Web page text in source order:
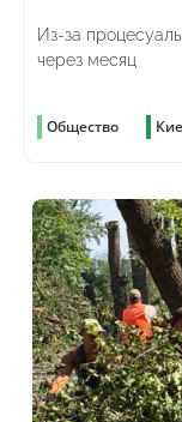
Из-за
через месяц
Общество